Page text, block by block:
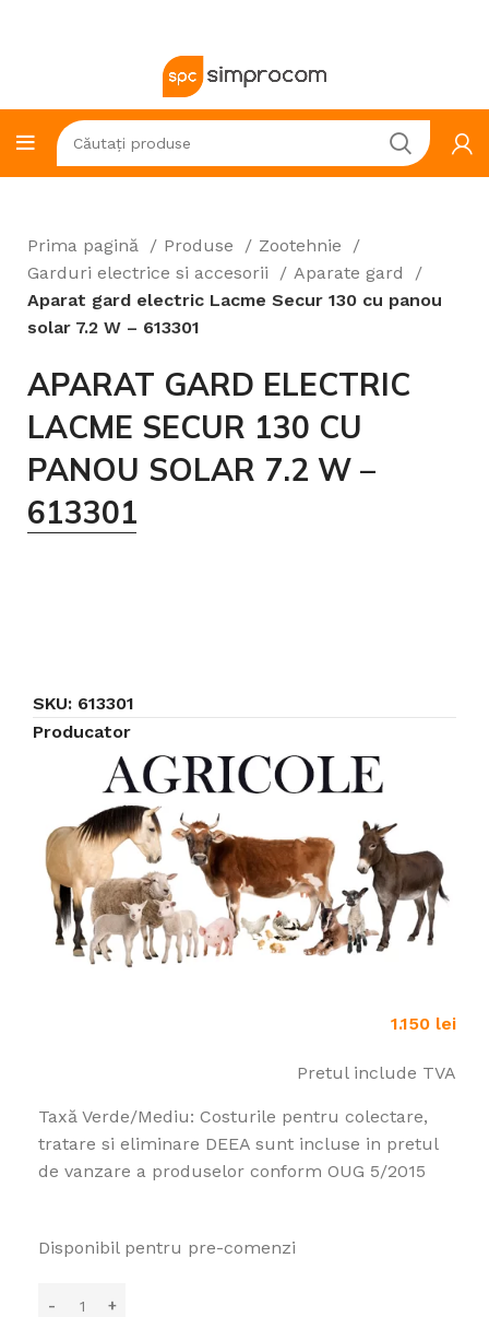
Prima pagină Produse
Zootehnie
Garduri electrice si accesorii
Aparate gard
Aparat gard electric Lacme Secur 130 cu panou
solar 7.2 W – 613301
APARAT GARD ELECTRIC
LACME SECUR 130 CU
PANOU SOLAR 7.2 W –
613301
SKU: 613301
Producator
1.150 lei
Pretul include TVA
Taxă Verde/Mediu: Costurile pentru colectare,
tratare si eliminare DEEA sunt incluse in pretul
de vanzare a produselor conform OUG 5/2015
Disponibil pentru pre-comenzi